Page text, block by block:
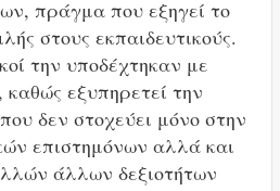
πράγμα που εξηγεί το
στους εκπαιδευτικούς.
την υποδέχτηκαν με
εξυπηρετεί την
δεν στοχεύει μόνο στην
επιστημόνων αλλά και
άλλων δεξιοτήτων